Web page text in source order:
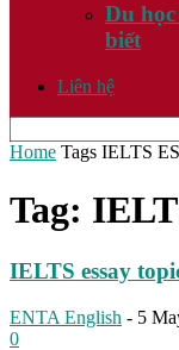
Du
biết
Liên hệ
Home Tags IELTS
Tag:
IELTS essay
ENTA English - 5
0